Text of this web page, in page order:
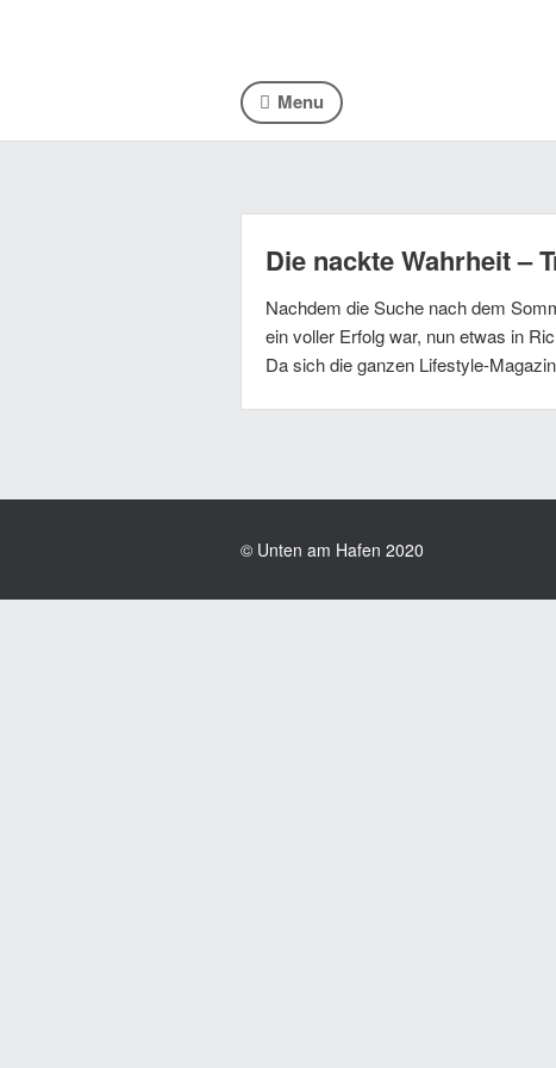
Menu
Die nackte Wahrheit –
Nachdem die Suche nach dem
ein voller Erfolg war, nun etwas in
Da sich die ganzen Lifestyle-
© Unten am Hafen 2020